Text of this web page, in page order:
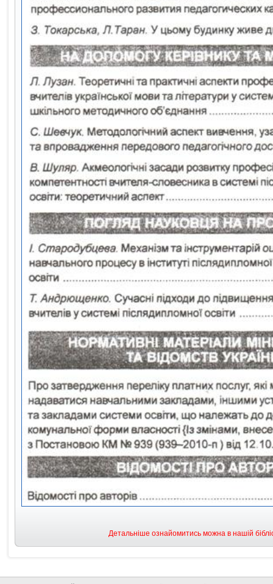
Детальніше ознайомитись можна в нашій